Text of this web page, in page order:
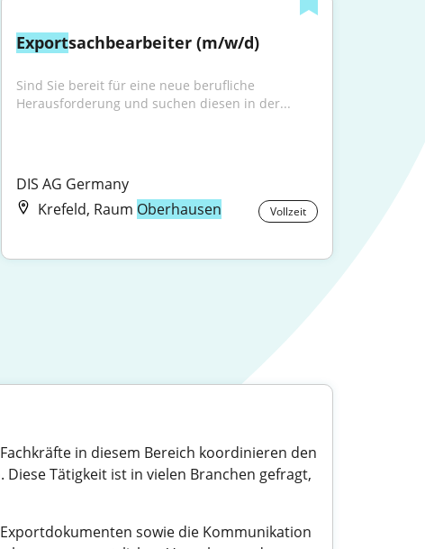
Exportsachbearbeiter (m/w/d)
Sind Sie bereit für eine neue berufliche
Herausforderung und suchen diesen in der...
DIS AG Germany
Krefeld, Raum Oberhausen Vollzeit
in diesem Bereich koordinieren den
Tätigkeit ist in vielen Branchen gefragt,
sowie die Kommunikation